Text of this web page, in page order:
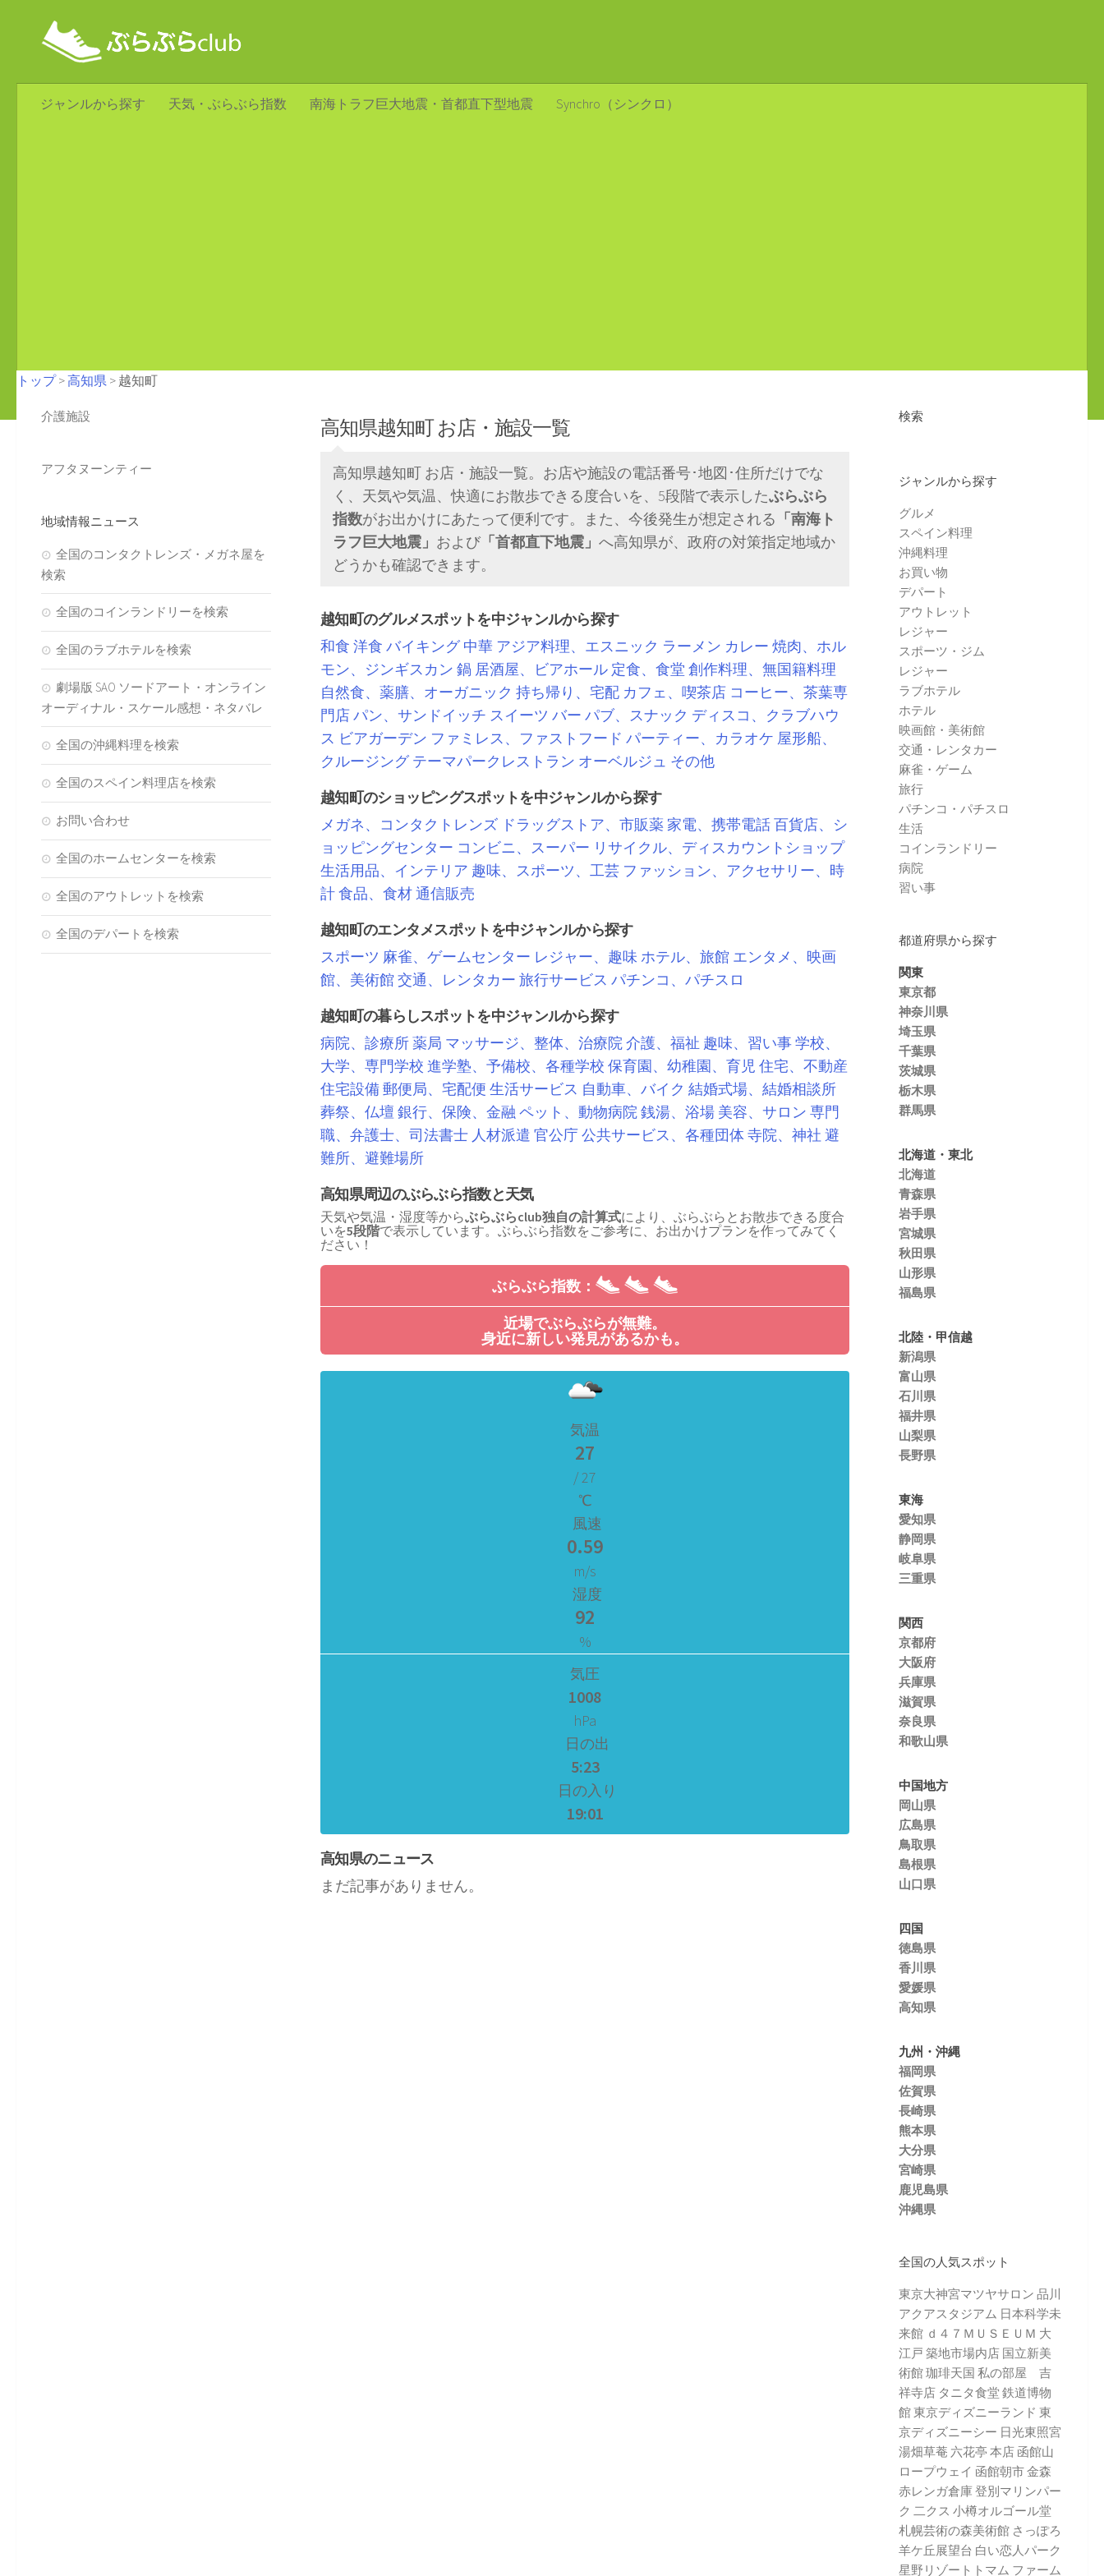
ジャンルから探す 天気・ぶらぶら指数 南海トラフ巨大地震・首都直下型地震 Synchro（シンクロ）
トップ >高知県 > 越知町
高知県越知町 お店・施設一覧
高知県越知町 お店・施設一覧。お店や施設の電話番号･地図･住所だけでな
く、天気や気温、快適にお散歩できる度合いを、5段階で表示したぶらぶら
指数がお出かけにあたって便利です。また、今後発生が想定される 「南海ト
ラフ巨大地震」 および 「首都直下地震」 へ高知県が、政府の対策指定地域か
どうかも確認できます。
越知町のグルメスポットを中ジャンルから探す
和食 洋食 バイキング 中華 アジア料理、エスニック ラーメン カレー 焼肉、ホル
モン、ジンギスカン 鍋 居酒屋、ビアホール 定食、食堂 創作料理、無国籍料理
自然食、薬膳、オーガニック 持ち帰り、宅配 カフェ、喫茶店 コーヒー、茶葉専
門店パン、サンドイッチ スイーツ バー パブ、スナック ディスコ、クラブハウ
ス ビアガーデン ファミレス、ファストフード パーティー、カラオケ 屋形船、
クルージング テーマパークレストラン オーベルジュ その他
越知町のショッピングスポットを中ジャンルから探す
メガネ、コンタクトレンズ ドラッグストア、市販薬 家電、携帯電話百貨店、シ
ョッピングセンター コンビニ、スーパー リサイクル、ディスカウントショップ
生活用品、インテリア 趣味、スポーツ、工芸 ファッション、アクセサリー、時
計食品、食材通信販売
越知町のエンタメスポットを中ジャンルから探す
スポーツ 麻雀、ゲームセンター レジャー、趣味 ホテル、旅館 エンタメ、映画
館、美術館交通、レンタカー 旅行サービス パチンコ、パチスロ
越知町の暮らしスポットを中ジャンルから探す
病院、診療所薬局 マッサージ、整体、治療院介護、福祉 趣味、習い事学校、
大学、専門学校 進学塾、予備校、各種学校 保育園、幼稚園、育児 住宅、不動産
住宅設備郵便局、宅配便 生活サービス 自動車、バイク 結婚式場、結婚相談所
葬祭、仏壇 銀行、保険、金融 ペット、動物病院銭湯、浴場 美容、サロン 専門
職、弁護士、司法書士 人材派遣 官公庁公共サービス、各種団体寺院、神社 避
難所、避難場所
高知県周辺のぶらぶら指数と天気
天気や気温・湿度等からぶらぶらclub独自の計算式により、ぶらぶらとお散歩できる度合
いを5段階で表示しています。ぶらぶら指数をご参考に、お出かけプランを作ってみてく
ださい！
ぶらぶら指数：
近場でぶらぶらが無難。
身近に新しい発見があるかも。
気温
27
/ 27
℃
風速
0.59
m/s
湿度
92
%
気圧
1008
hPa
日の出
5:23
日の入り
19:01
高知県のニュース
まだ記事がありません。
介護施設
アフタヌーンティー
地域情報ニュース
全国のコンタクトレンズ・メガネ屋を
検索
全国のコインランドリーを検索
全国のラブホテルを検索
劇場版 SAO ソードアート・オンライン
オーディナル・スケール感想・ネタバレ
全国の沖縄料理を検索
全国のスペイン料理店を検索
お問い合わせ
全国のホームセンターを検索
全国のアウトレットを検索
全国のデパートを検索
検索
ジャンルから探す
グルメ
スペイン料理
沖縄料理
お買い物
デパート
アウトレット
レジャー
スポーツ・ジム
レジャー
ラブホテル
ホテル
映画館・美術館
交通・レンタカー
麻雀・ゲーム
旅行
パチンコ・パチスロ
生活
コインランドリー
病院
習い事
都道府県から探す
関東
東京都
神奈川県
埼玉県
千葉県
茨城県
栃木県
群馬県
北海道・東北
北海道
青森県
岩手県
宮城県
秋田県
山形県
福島県
北陸・甲信越
新潟県
富山県
石川県
福井県
山梨県
長野県
東海
愛知県
静岡県
岐阜県
三重県
関西
京都府
大阪府
兵庫県
滋賀県
奈良県
和歌山県
中国地方
岡山県
広島県
鳥取県
島根県
山口県
四国
徳島県
香川県
愛媛県
高知県
九州・沖縄
福岡県
佐賀県
長崎県
熊本県
大分県
宮崎県
鹿児島県
沖縄県
全国の人気スポット
東京大神宮マツヤサロン 品川
アクアスタジアム 日本科学未
来館 ｄ４７ＭＵＳＥＵＭ 大
江戸 築地市場内店 国立新美
術館珈琲天国 私の部屋 吉
祥寺店 タニタ食堂 鉄道博物
館東京ディズニーランド 東
京ディズニーシー 日光東照宮
湯畑草菴 六花亭 本店 函館山
ロープウェイ 函館朝市金森
赤レンガ倉庫登別マリンパー
ク 二クス 小樽オルゴール堂
札幌芸術の森美術館 さっぽろ
羊ケ丘展望台 白い恋人パーク
星野リゾートトマム ファーム